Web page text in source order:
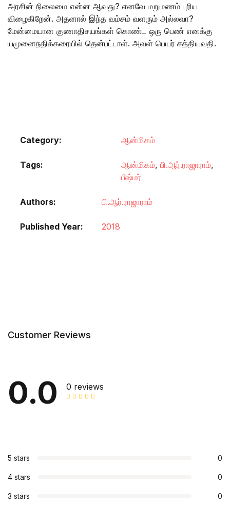
அரசின்‌ நிலைமை என்ன ஆவது? எனவே மறுமணம்‌ புரிய
விழைகிறேன்‌. அதனால்‌ இந்த வம்சம்‌ வளரும்‌ அல்லவா?
மேன்மையான குணாதிசயங்கள்‌ கொண்ட ஒரு பெண்‌ எனக்கு
யமுனைநதிக்கரையில்‌ தென்பட்டாள். அவள் பெயர் சத்தியவதி.
Category: ஆன்மிகம்
Tags: ஆன்மிகம், பி.ஆர்.ராஜாராம்,
பீஷ்மர்
Authors பி.ஆர்.ராஜாராம்
Published Year 2018
Customer Reviews
0.0 0 reviews
5 stars 0
4 stars 0
3 stars 0